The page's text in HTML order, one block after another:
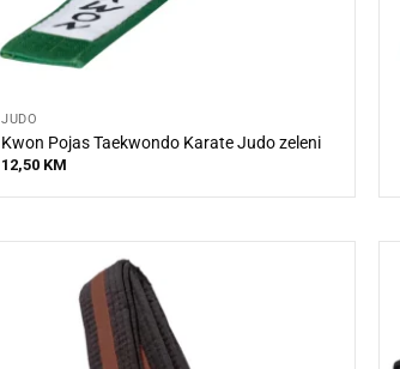
JUDO
Kwon Pojas Taekwondo Karate Judo zeleni
12,50 KM